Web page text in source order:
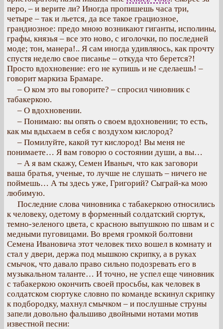
перо, – и верите ли? Иногда пропишешь часа три,
четыре – так и льется, да все такое грациозное,
грандиозное: предо мною возникают гиганты, исполины,
графы, князья – все это ново, с иголочки, по последней
моде; тон, манера!.. Я сам иногда удивляюсь, как прочту
спустя неделю свое писанье – откуда что берется?!
Просто вдохновение: его не купишь и не сделаешь! –
говорит маркиза Брамаре.
– О ком это вы говорите? – спросил чиновник с
табакеркою.
– О вдохновении.
– Понимаю: вы опять о своем вдохновении; то есть,
как мы вдыхаем в себя с воздухом кислород?
– Помилуйте, какой тут кислород! Вы меня не
понимаете… Я вам говорю о состоянии души, а вы…
– А я вам скажу, Семен Иваныч, что как заговори
ваша братья, ученые, то лучше не слушать – ничего не
поймешь… А ты здесь уже, Григорий? Сыграй-ка мою
любимую.
Последние слова чиновника с табакеркою относились
к человеку, одетому в форменный солдатский сюртук,
темно-зеленого цвета, с красною выпушкою по швам и с
медными пуговицами. Во время громкой болтовни
Семена Ивановича этот человек тихо вошел в комнату и
стал у двери, держа под мышкою скрипку, а в руках
смычок, что давало право сильно подозревать его в
музыкальном таланте… И точно, не успел еще чиновник
с табакеркою окончить своей просьбы, как человек в
солдатском сюртуке словно по команде вскинул скрипку
к подбородку, махнул смычком – и послушные струны
запели довольно фальшиво двойными нотами мотив
известной песни: